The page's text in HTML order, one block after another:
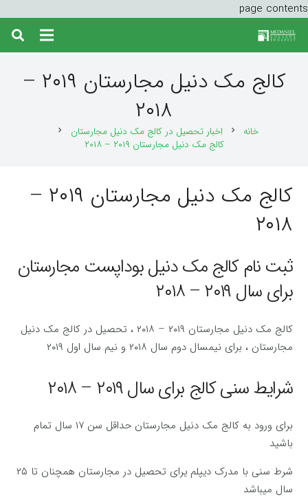
page contents
کالج مک دنیل مجارستان ۲۰۱۹ –
۲۰۱۸
خانه chevron_right اخبار تحصیل در کالج مک دنیل مجارستان chevron_right
کالج مک دنیل مجارستان ۲۰۱۹ – ۲۰۱۸
کالج مک دنیل مجارستان ۲۰۱۹ –
۲۰۱۸
ثبت نام کالج مک دنیل بوداپست مجارستان
برای سال ۲۰۱۹ – ۲۰۱۸
کالج مک دنیل مجارستان ۲۰۱۹ – ۲۰۱۸ ، تحصیل در کالج مک دنیل
مجارستان ، برای نیمسال دوم سال ۲۰۱۸ و نیم سال اول ۲۰۱۹
شرایط سنی کالج برای سال ۲۰۱۹ – ۲۰۱۸
برای ورود به کالج مک دنیل مجارستان حداقل سن ۱۷ سال تمام
باشید
شرط سنی با مدرک دیپلم یرای تحصیل در مجارستان همچنان تا ۲۵
سال میباشد